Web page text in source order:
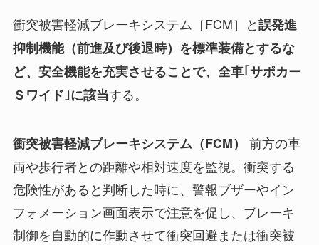
衝突被害軽減ブレーキシステム［FCM］と誤発進
抑制機能（前進及び後退時）を標準装備とするな
ど、安全機能を充実させることで、全車｢サポカー
Ｓワイド｣に該当する。
衝突被害軽減ブレーキシステム（FCM）
前方の車
両や歩行者との距離や相対速度を監視。衝突する
危険性があると判断した時に、警報ブザーやイン
フォメーション画面表示で注意を促し、ブレーキ
制御を自動的に作動させて衝突回避または衝突被